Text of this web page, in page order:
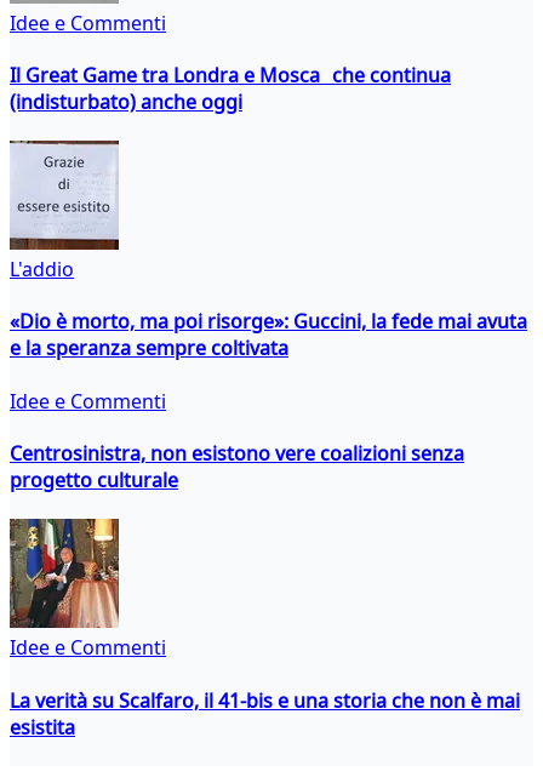
Idee e Commenti
Il Great Game tra Londra e Mosca che continua
(indisturbato) anche oggi
L'addio
«Dio è morto, ma poi risorge»: Guccini, la fede mai avuta
e la speranza sempre coltivata
Idee e Commenti
Centrosinistra, non esistono vere coalizioni senza
progetto culturale
Idee e Commenti
La verità su Scalfaro, il 41-bis e una storia che non è mai
esistita